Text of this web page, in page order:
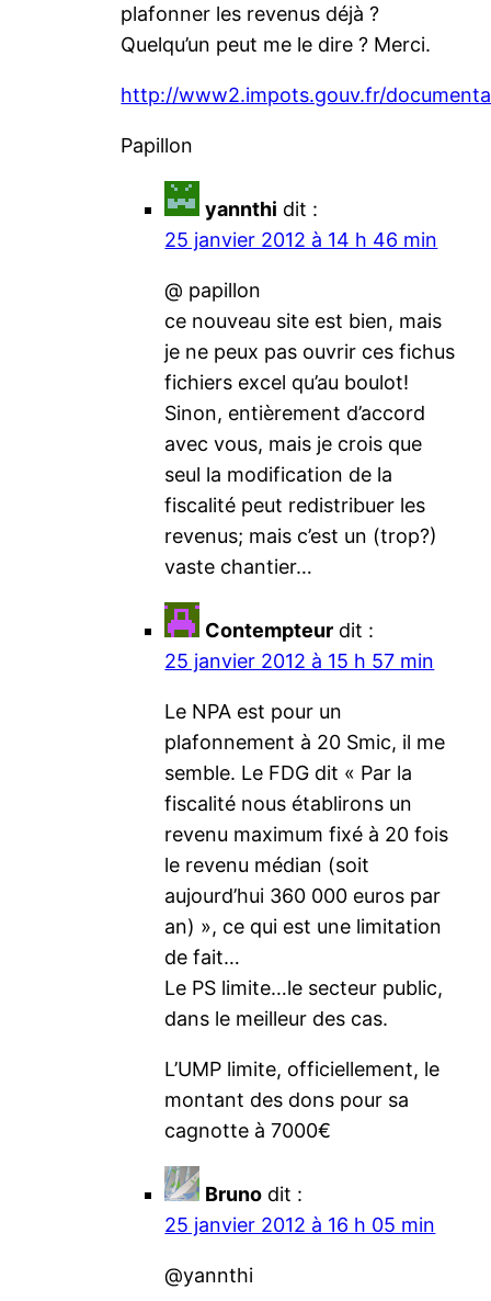
plafonner les revenus déjà ?
Quelqu’un peut me le dire ? Merci.
http://www2.impots.gouv.fr/
Papillon
yannthi dit :
25 janvier 2012 à 14 h 46 min
@ papillon
ce nouveau site est bien, mais
je ne peux pas ouvrir ces fichus
fichiers excel qu’au boulot!
Sinon, entièrement d’accord
avec vous, mais je crois que
seul la modification de la
fiscalité peut redistribuer les
revenus; mais c’est un (trop?)
vaste chantier…
Contempteur dit :
25 janvier 2012 à 15 h 57 min
Le NPA est pour un
plafonnement à 20 Smic, il me
semble. Le FDG dit « Par la
fiscalité nous établirons un
revenu maximum fixé à 20 fois
le revenu médian (soit
aujourd’hui 360 000 euros par
an) », ce qui est une limitation
de fait…
Le PS limite…le secteur public,
dans le meilleur des cas.
L’UMP limite, officiellement, le
montant des dons pour sa
cagnotte à 7000€
Bruno dit :
25 janvier 2012 à 16 h 05 min
@yannthi